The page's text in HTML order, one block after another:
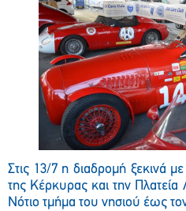
Στις 13/7 η διαδρομή ξεκινά
της Κέρκυρας και την Πλατεία
Νότιο τμήμα του νησιού έως